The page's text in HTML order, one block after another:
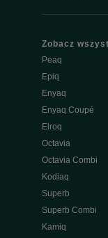
Zobacz
Peaq
Epiq
Enyaq
Enyaq Coupé
Elroq
Octavia
Octavia Combi
Kodiaq
Superb
Superb Combi
Kamiq